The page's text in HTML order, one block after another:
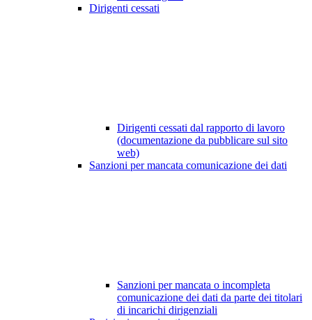
Dirigenti cessati
Dirigenti cessati dal rapporto di lavoro
(documentazione da pubblicare sul sito
web)
Sanzioni per mancata comunicazione dei dati
Sanzioni per mancata o incompleta
comunicazione dei dati da parte dei titolari
di incarichi dirigenziali